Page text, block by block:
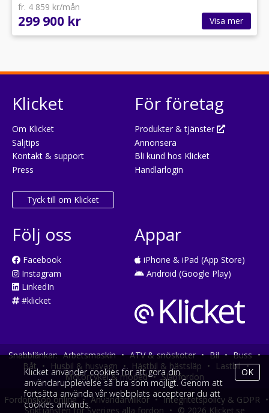
fr. 4 859 kr/mån
299 900 kr Visa mer
Klicket
Om Klicket
Säljtips
Kontakt & support
Press
Tyck till om Klicket
För företag
Produkter & tjänster
Annonsera
Bli kund hos Klicket
Handlarlogin
Följ oss
Facebook
Instagram
LinkedIn
#klicket
Appar
iPhone & iPad (App Store)
Android (Google Play)
Snabblänkar: Arbetsmaskin • ATV & snöskoter • Bil • Buss •
Båt • Husbil & husvagn • Hästbil & hästsläp • Lastbil •
Motorcykel & moped • Släpfordon
Fordonsköp online • Användarvillkor • Integritetspolicy & GDPR •
Söktjänsten för Sveriges alla fordon • © 2026 Klicket.se
Klicket använder cookies för att göra din
användarupplevelse så bra som möjligt. Genom att
fortsätta använda vår webbplats accepterar du att
cookies används.
OK